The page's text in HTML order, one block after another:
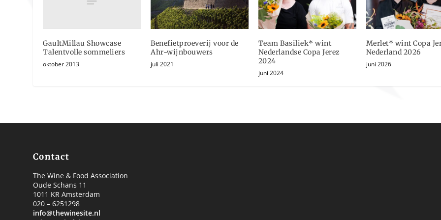
GaultMillau Showcase
Talentvolle sommeliers
oktober 2013
Benefietproeverij voor de
Ahr-wijnbouwers
juli 2021
Team Basiliek* wint
Nederlandse Copa Jerez
2024
juni 2024
Merlet* wint Copa
Nederland 2026
juni 2026
Contact
The Wine & Food Association
Oude Schans 11
1011 KR Amsterdam
020 – 6251298
info@thewinesite.nl